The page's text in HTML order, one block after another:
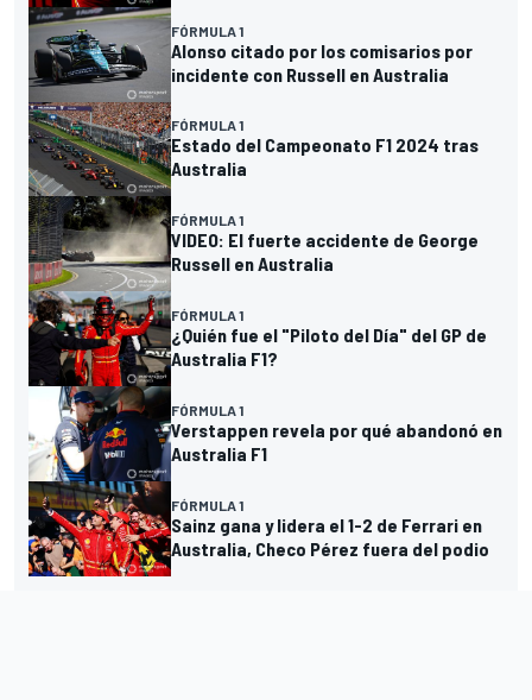
FÓRMULA 1
Alonso citado por los comisarios por
incidente con Russell en Australia
FÓRMULA 1
Estado del Campeonato F1 2024 tras
Australia
FÓRMULA 1
VIDEO: El fuerte accidente de George
Russell en Australia
FÓRMULA 1
¿Quién fue el "Piloto del Día" del GP de
Australia F1?
FÓRMULA 1
Verstappen revela por qué abandonó en
Australia F1
FÓRMULA 1
Sainz gana y lidera el 1-2 de Ferrari en
Australia, Checo Pérez fuera del podio